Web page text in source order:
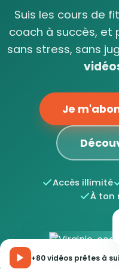
Suis les cours de
coach à succès,
sans stress, sans
Je
Accès illimité
À ton
+80 vidéos prêtes à